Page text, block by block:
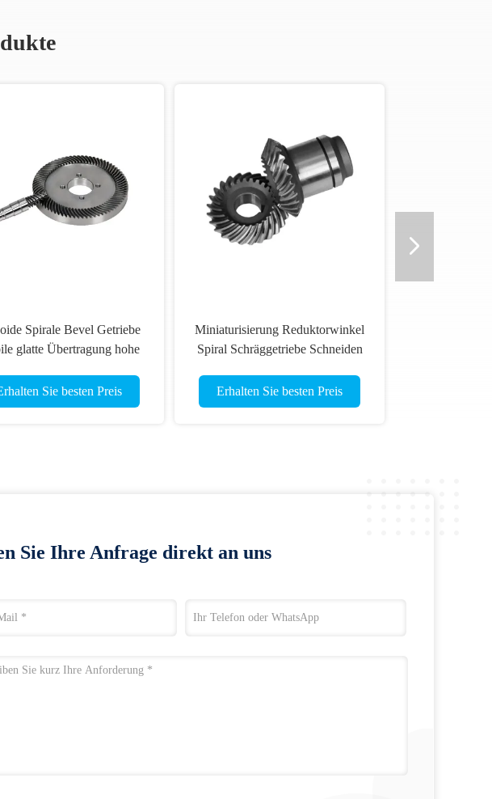
Spirale Bevel Getriebe
glatte Übertragung hohe
Zähne
Sie besten Preis
Miniaturisierung Reduktorwinkel
Spiral Schräggetriebe Schneiden
Antrieb
Erhalten Sie besten Preis
Sie Ihre Anfrage direkt an uns